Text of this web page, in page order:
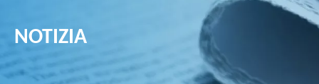
NOTIZIA